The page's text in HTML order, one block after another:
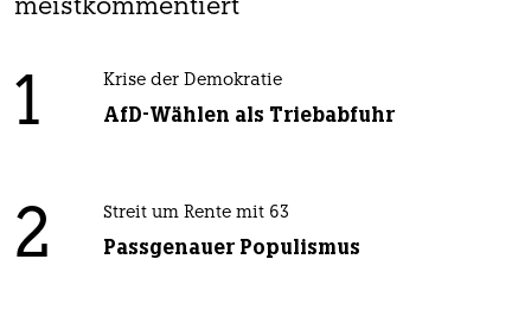
meistkommentiert
1 Krise der Demokratie
AfD-Wählen als Triebabfuhr
2 Streit um Rente mit 63
Passgenauer Populismus